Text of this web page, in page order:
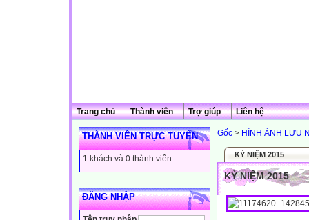
Trang chủ Thành viên Trợ giúp Liên hệ
THÀNH VIÊN TRỰC TUYẾN
1 khách và 0 thành viên
ĐĂNG NHẬP
Gốc > HÌNH ẢNH LƯU
KỶ NIỆM 2015
KỶ NIỆM 2015